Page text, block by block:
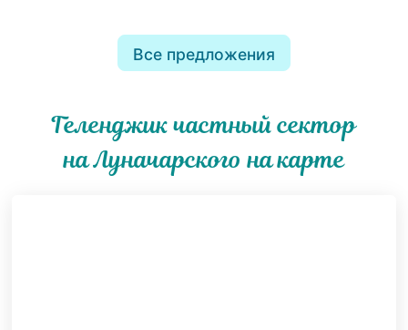
Все предложения
Геленджик частный сектор
на Луначарского на карте